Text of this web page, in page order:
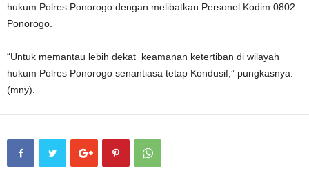
hukum Polres Ponorogo dengan melibatkan Personel Kodim 0802
Ponorogo.
“Untuk memantau lebih dekat keamanan ketertiban di wilayah
hukum Polres Ponorogo senantiasa tetap Kondusif,” pungkasnya.
(mny).